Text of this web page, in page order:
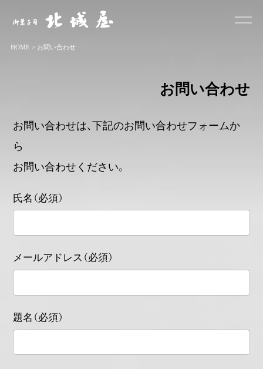
お菓子司 北城屋
HOME > お問い合わせ
お問い合わせ
お問い合わせは、下記のお問い合わせフォームか
ら
お問い合わせください。
氏名（必須）
メールアドレス（必須）
題名（必須）